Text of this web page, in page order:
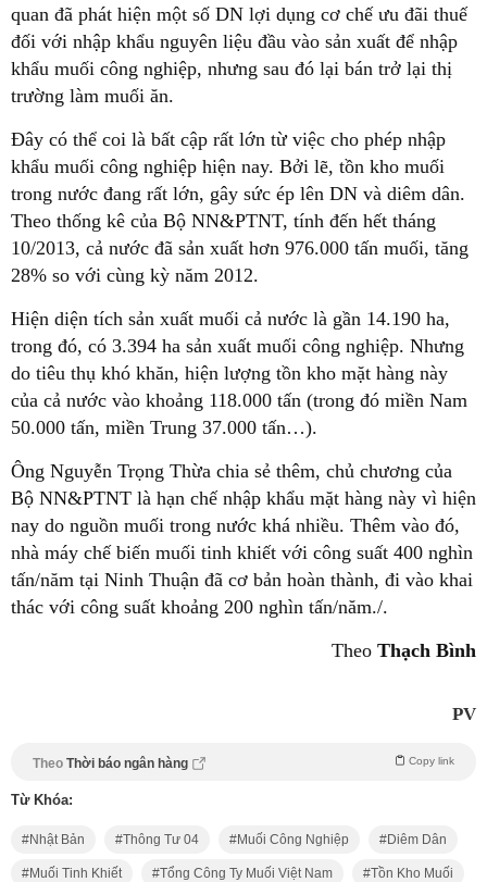
quan đã phát hiện một số DN lợi dụng cơ chế ưu đãi thuế
đối với nhập khẩu nguyên liệu đầu vào sản xuất để nhập
khẩu muối công nghiệp, nhưng sau đó lại bán trở lại thị
trường làm muối ăn.
Đây có thể coi là bất cập rất lớn từ việc cho phép nhập
khẩu muối công nghiệp hiện nay. Bởi lẽ, tồn kho muối
trong nước đang rất lớn, gây sức ép lên DN và diêm dân.
Theo thống kê của Bộ NN&PTNT, tính đến hết tháng
10/2013, cả nước đã sản xuất hơn 976.000 tấn muối, tăng
28% so với cùng kỳ năm 2012.
Hiện diện tích sản xuất muối cả nước là gần 14.190 ha,
trong đó, có 3.394 ha sản xuất muối công nghiệp. Nhưng
do tiêu thụ khó khăn, hiện lượng tồn kho mặt hàng này
của cả nước vào khoảng 118.000 tấn (trong đó miền Nam
50.000 tấn, miền Trung 37.000 tấn…).
Ông Nguyễn Trọng Thừa chia sẻ thêm, chủ chương của
Bộ NN&PTNT là hạn chế nhập khẩu mặt hàng này vì hiện
nay do nguồn muối trong nước khá nhiều. Thêm vào đó,
nhà máy chế biến muối tinh khiết với công suất 400 nghìn
tấn/năm tại Ninh Thuận đã cơ bản hoàn thành, đi vào khai
thác với công suất khoảng 200 nghìn tấn/năm./.
Theo Thạch Bình
PV
Theo Thời báo ngân hàng Copy link
Từ Khóa:
Nhật Bản Thông Tư 04 Muối Công Nghiệp Diêm Dân
Muối Tinh Khiết Tổng Công Ty Muối Việt Nam Tồn Kho Muối